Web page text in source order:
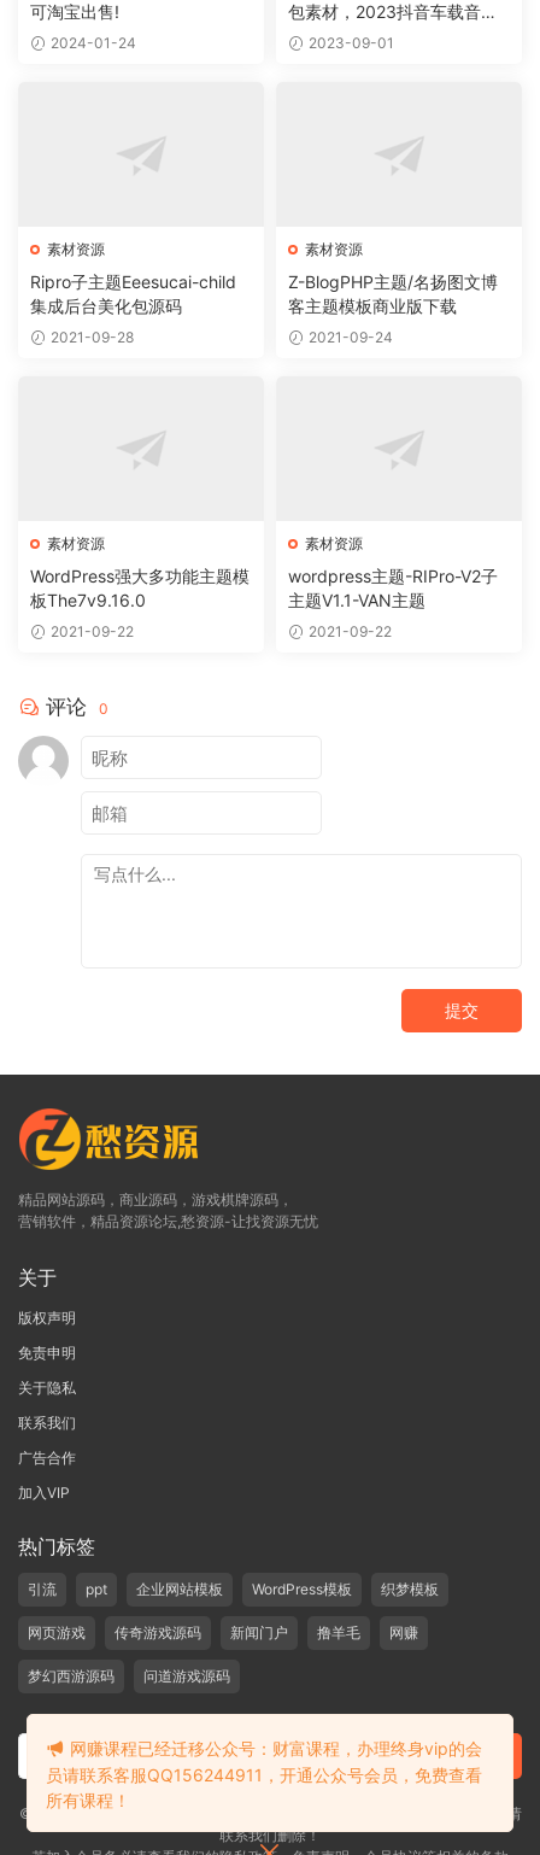
可淘宝出售!
2024-01-24
包素材，2023抖音车载音乐
合集2023-09-01
素材资源
Ripro子主题Eeesucai-child
集成后台美化包源码
2021-09-28
素材资源
Z-BlogPHP主题/名扬图文博
客主题模板商业版下载
2021-09-24
素材资源
WordPress强大多功能主题模
板The7v9.16.0
2021-09-22
素材资源
wordpress主题-RIPro-V2子
主题V1.1-VAN主题
2021-09-22
评论 0
提交
精品网站源码，商业源码，游戏棋牌源码，
营销软件，精品资源论坛,愁资源-让找资源无忧
关于
版权声明
免责申明
关于隐私
联系我们
广告合作
加入VIP
热门标签
引流 ppt 企业网站模板 WordPress模板 织梦模板
网页游戏 传奇游戏源码 新闻门户 撸羊毛 网赚
梦幻西游源码 问道游戏源码
©2019-2020 愁资源 站内大部分资源收集于网络，若侵犯了您的合法权益，请
联系我们删除！
网赚课程已经迁移公众号：财富课程，办理终身vip的会
员请联系客服QQ156244911，开通公众号会员，免费查看
所有课程！